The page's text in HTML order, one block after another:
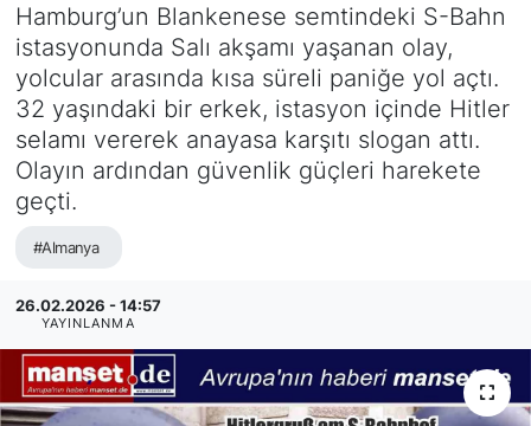
Hamburg’un Blankenese semtindeki S-Bahn
istasyonunda Salı akşamı yaşanan olay,
yolcular arasında kısa süreli paniğe yol açtı.
32 yaşındaki bir erkek, istasyon içinde Hitler
selamı vererek anayasa karşıtı slogan attı.
Olayın ardından güvenlik güçleri harekete
geçti.
#Almanya
26.02.2026 - 14:57
YAYINLANMA
SİYASET
SAĞLIK